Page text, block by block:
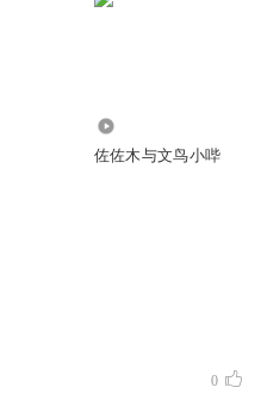
佐佐木与文鸟小哔
0